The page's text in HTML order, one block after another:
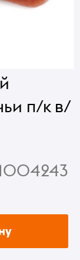
п/к в/
1004243